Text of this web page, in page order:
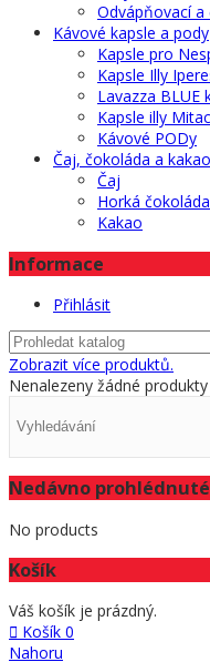
Odvápňovací
Kávové kapsle a pody
Kapsle pro
Kapsle Illy
Lavazza BLUE
Kapsle illy
Kávové PODy
Čaj, čokoláda a kakao
Čaj
Horká čokoláda
Kakao
Informace
Přihlásit
Zobrazit více produktů.
Nenalezeny žádné produkty
Nedávno prohlédnuté
No products
Košík
Váš košík je prázdný.
Košík 0
Nahoru